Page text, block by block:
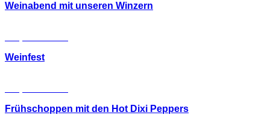
Weinabend mit unseren Winzern
Weinfest
Frühschoppen mit den Hot Dixi Peppers